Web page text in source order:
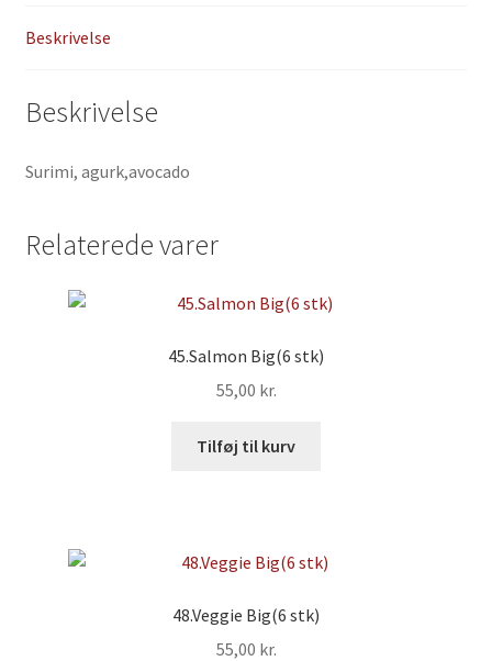
Beskrivelse
Beskrivelse
Surimi, agurk,avocado
Relaterede varer
45.Salmon Big(6 stk)
55,00 kr.
Tilføj til kurv
48.Veggie Big(6 stk)
55,00 kr.